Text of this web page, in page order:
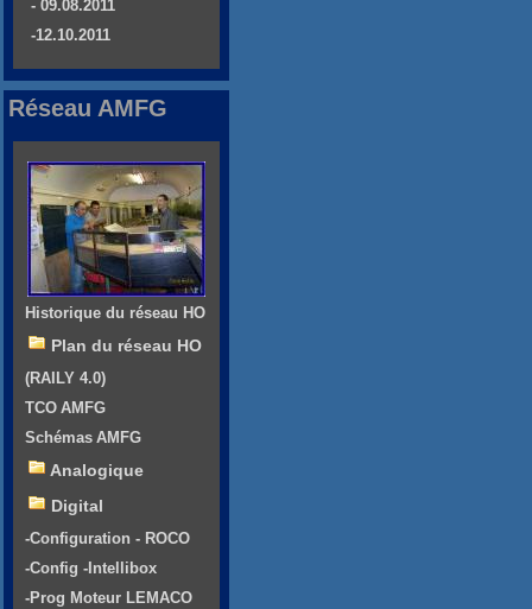
- 09.08.2011
-12.10.2011
Réseau AMFG
Historique du réseau HO
Plan du réseau HO
(RAILY 4.0)
TCO AMFG
Schémas AMFG
Analogique
Digital
-Configuration - ROCO
-Config -Intellibox
-Prog Moteur LEMACO